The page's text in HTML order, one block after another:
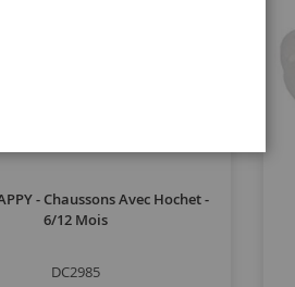
- Chaussons Avec Hochet -
6/12 Mois
DC2985